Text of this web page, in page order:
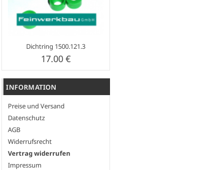
Dichtring 1500.121.3
17.00 €
INFORMATION
Preise und Versand
Datenschutz
AGB
Widerrufsrecht
Vertrag widerrufen
Impressum